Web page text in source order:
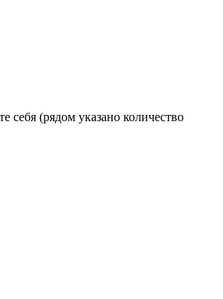
себя (рядом указано количество